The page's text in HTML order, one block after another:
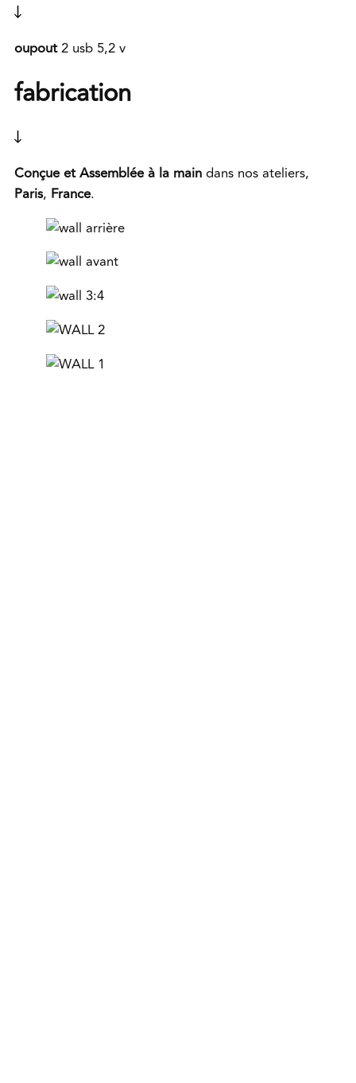
oupout2 usb 5,2 v
fabrication
ConçueetAssembléeà la maindans nos ateliers,
Paris, France.